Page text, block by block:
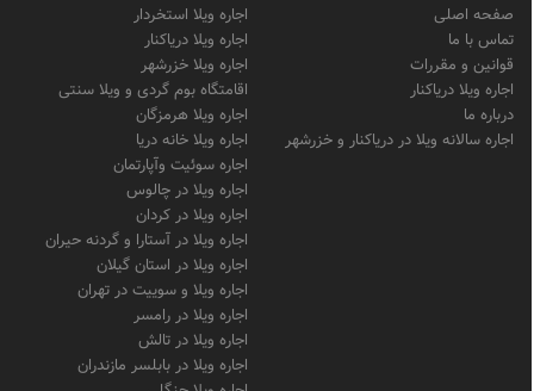
صفحه اصلی
تماس با ما
قوانین و مقررات
اجاره ویلا دریاکنار
درباره ما
اجاره سالانه ویلا در دریاکنار و خزرشهر
اجاره ویلا استخردار
اجاره ویلا دریاکنار
اجاره ویلا خزرشهر
اقامتگاه بوم گردی و ویلا سنتی
اجاره ویلا هرمزگان
اجاره ویلا خانه دریا
اجاره سوئیت وآپارتمان
اجاره ویلا در چالوس
اجاره ویلا در کردان
اجاره ویلا در آستارا و گردنه حیران
اجاره ویلا در استان گیلان
اجاره ویلا و سوییت در تهران
اجاره ویلا در رامسر
اجاره ویلا در تالش
اجاره ویلا در بابلسر مازندران